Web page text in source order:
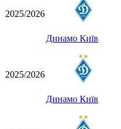
2025/2026
Динамо Київ
2025/2026
Динамо Київ